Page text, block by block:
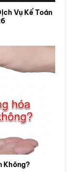
Vụ Kế Toán
Không?